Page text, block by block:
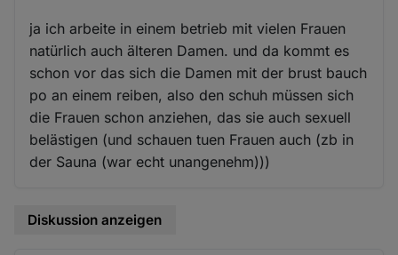
ja ich arbeite in einem betrieb mit vielen Frauen
natürlich auch älteren Damen. und da kommt es
schon vor das sich die Damen mit der brust bauch
po an einem reiben, also den schuh müssen sich
die Frauen schon anziehen, das sie auch sexuell
belästigen (und schauen tuen Frauen auch (zb in
der Sauna (war echt unangenehm)))
Diskussion anzeigen